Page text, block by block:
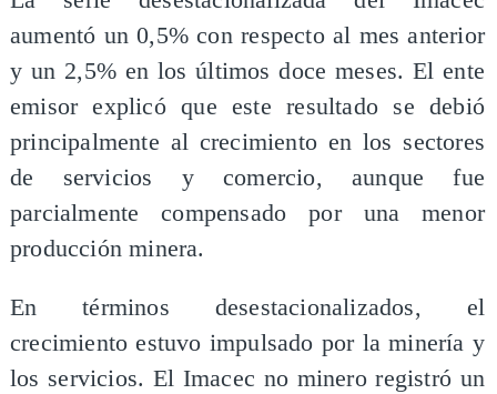
aumentó un 0,5% con respecto al mes anterior
y un 2,5% en los últimos doce meses. El ente
emisor explicó que este resultado se debió
principalmente al crecimiento en los sectores
de servicios y comercio, aunque fue
parcialmente compensado por una menor
producción minera.
En términos desestacionalizados, el
crecimiento estuvo impulsado por la minería y
los servicios. El Imacec no minero registró un